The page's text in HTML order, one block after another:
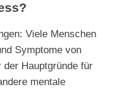
Viele Menschen
Symptome von
Hauptgründe für
mentale